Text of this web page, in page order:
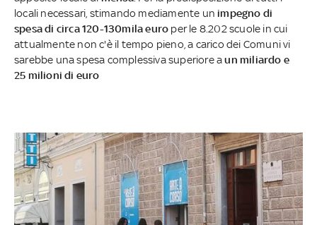
locali necessari, stimando mediamente un impegno di
spesa di circa 120-130mila euro per le 8.202 scuole in cui
attualmente non c'è il tempo pieno, a carico dei Comuni vi
sarebbe una spesa complessiva superiore aun miliardo e
25 milioni di euro